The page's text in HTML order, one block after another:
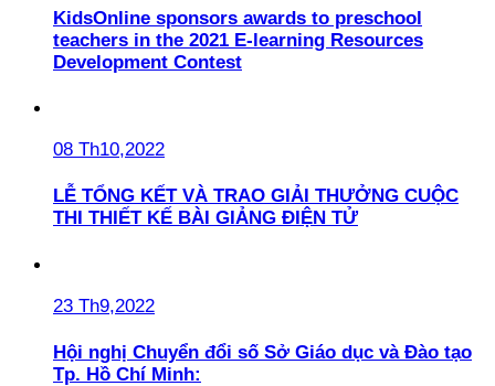
KidsOnline sponsors awards to preschool
teachers in the 2021 E-learning Resources
Development Contest
08 Th10,2022
LỄ TỔNG KẾT VÀ TRAO GIẢI THƯỞNG CUỘC
THI THIẾT KẾ BÀI GIẢNG ĐIỆN TỬ
23 Th9,2022
Hội nghị Chuyển đổi số Sở Giáo dục và Đào tạo
Tp. Hồ Chí Minh: